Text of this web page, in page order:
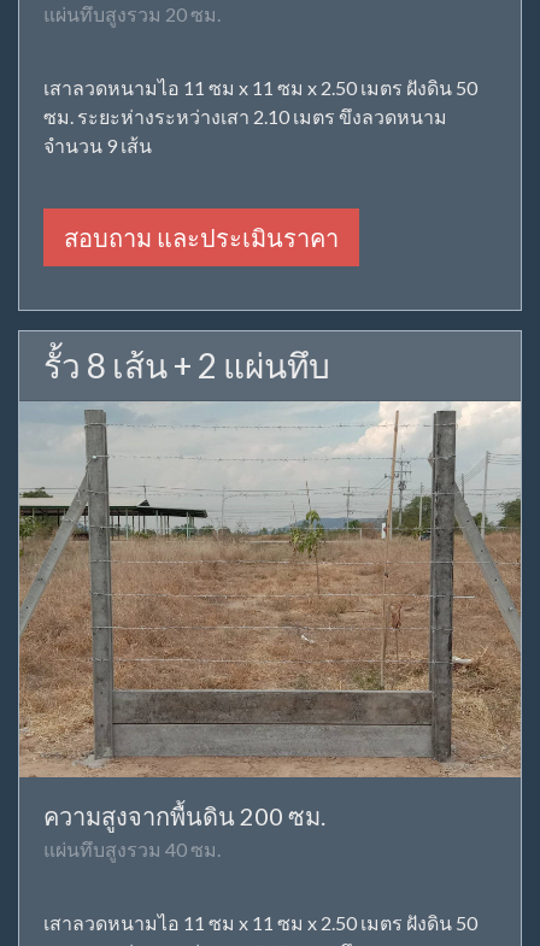
แผ่นทึบสูงรวม 20 ซม.
เสาลวดหนามไอ 11 ซม x 11 ซม x 2.50 เมตร ฝังดิน 50
ซม. ระยะห่างระหว่างเสา 2.10 เมตร ขึงลวดหนาม
จำนวน 9 เส้น
สอบถาม และประเมินราคา
รั้ว 8 เส้น + 2 แผ่นทึบ
ความสูงจากพื้นดิน 200 ซม.
แผ่นทึบสูงรวม 40 ซม.
เสาลวดหนามไอ 11 ซม x 11 ซม x 2.50 เมตร ฝังดิน 50